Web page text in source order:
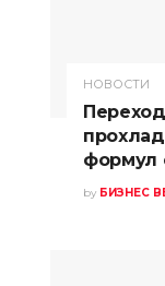
НОВОСТИ
формул
by БИЗНЕС